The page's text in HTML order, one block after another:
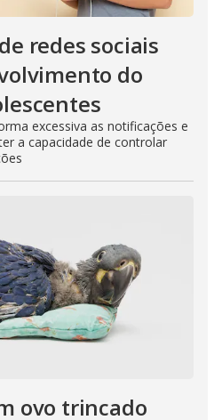
redes sociais
do
excessiva as notificações e
a capacidade de controlar
ovo trincado